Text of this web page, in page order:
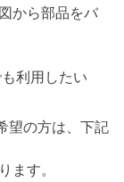
から部品をバ
利用したい
望の方は、下記
ます。